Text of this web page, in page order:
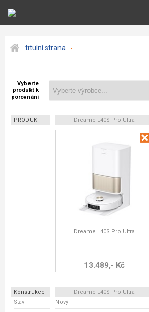
titulní strana
Vyberte
produkt k
porovnání
PRODUKT Dreame L40S Pro Ultra
Dreame L40S Pro Ultra
13.489,- Kč
Konstrukce Dreame L40S Pro Ultra
Stav
Nový